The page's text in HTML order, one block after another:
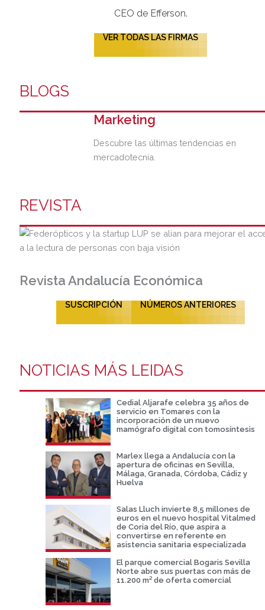
CEO de Efferson.
VER TODAS LAS FIRMAS
BLOGS
Marketing
Descubre las últimas tendencias en
mercadotecnia.
REVISTA
Revista Andalucía Económica
SUSCRIPCIÓN NÚMEROS ANTERIORES
NOTICIAS MÁS LEIDAS
Cedial Aljarafe celebra 35 años de
servicio en Tomares con la
incorporación de un nuevo
mamógrafo digital con tomosíntesis
Marlex llega a Andalucía con la
apertura de oficinas en Sevilla,
Málaga, Granada, Córdoba, Cádiz y
Huelva
Salas Lluch invierte 8,5 millones de
euros en el nuevo hospital Vitalmed
de Coria del Río, que aspira a
convertirse en referente en
asistencia sanitaria especializada
El parque comercial Bogaris Sevilla
Norte abre sus puertas con más de
11.200 m² de oferta comercial